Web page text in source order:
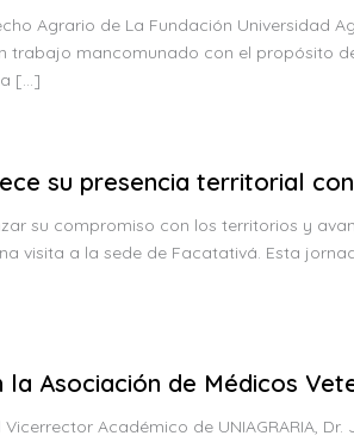
Agrario de La Fundación
mancomunado con el propósito
[…]
su presencia territorial
su compromiso con los territorios y
visita a la sede de Facatativá. Esta
Asociación de Médicos
Académico de UNIAGRARIA,